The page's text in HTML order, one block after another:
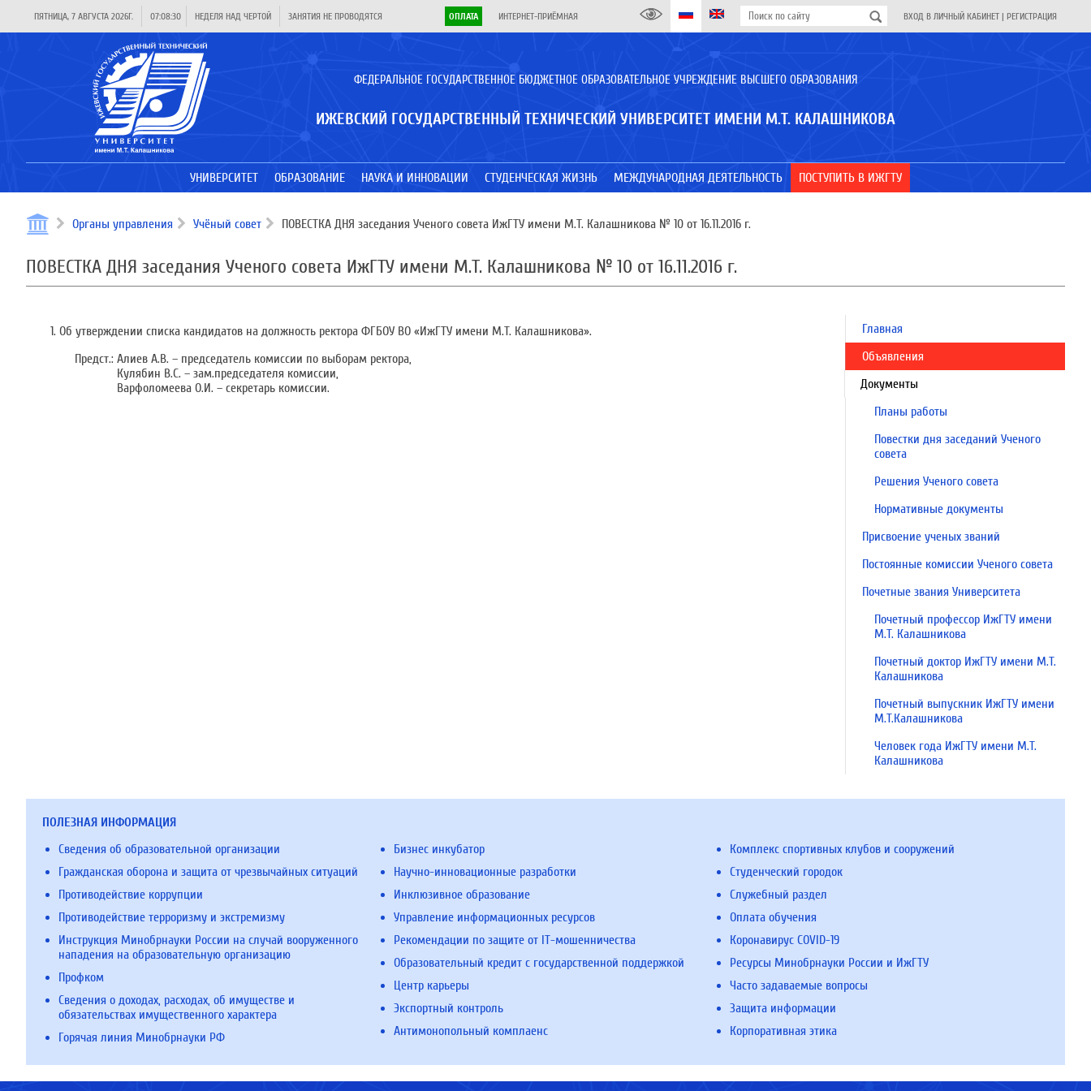
ПЯТНИЦА, 7 АВГУСТА 2026Г. 07:08:30 НЕДЕЛЯ НАД ЧЕРТОЙ ЗАНЯТИЯ НЕ ПРОВОДЯТСЯ ОПЛАТА ИНТЕРНЕТ-ПРИЁМНАЯ ВХОД В ЛИЧНЫЙ КАБИНЕТ | РЕГИСТРАЦИЯ
ФЕДЕРАЛЬНОЕ ГОСУДАРСТВЕННОЕ БЮДЖЕТНОЕ ОБРАЗОВАТЕЛЬНОЕ УЧРЕЖДЕНИЕ ВЫСШЕГО ОБРАЗОВАНИЯ
ИЖЕВСКИЙ ГОСУДАРСТВЕННЫЙ ТЕХНИЧЕСКИЙ УНИВЕРСИТЕТ ИМЕНИ М.Т. КАЛАШНИКОВА
УНИВЕРСИТЕТ ОБРАЗОВАНИЕ НАУКА И ИННОВАЦИИ СТУДЕНЧЕСКАЯ ЖИЗНЬ МЕЖДУНАРОДНАЯ ДЕЯТЕЛЬНОСТЬ ПОСТУПИТЬ В ИЖГТУ
Органы управления Учёный совет ПОВЕСТКА ДНЯ заседания Ученого совета ИжГТУ имени М.Т. Калашникова № 10 от 16.11.2016 г.
ПОВЕСТКА ДНЯ заседания Ученого совета ИжГТУ имени М.Т. Калашникова № 10 от 16.11.2016 г.
1. Об утверждении списка кандидатов на должность ректора ФГБОУ ВО «ИжГТУ имени М.Т. Калашникова».
Предст.: Алиев А.В. – председатель комиссии по выборам ректора,
Кулябин В.С. – зам.председателя комиссии,
Варфоломеева О.И. – секретарь комиссии.
Главная
Объявления
Документы
Планы работы
Повестки дня заседаний Ученого
совета
Решения Ученого совета
Нормативные документы
Присвоение ученых званий
Постоянные комиссии Ученого совета
Почетные звания Университета
Почетный профессор ИжГТУ имени
М.Т. Калашникова
Почетный доктор ИжГТУ имени М.Т.
Калашникова
Почетный выпускник ИжГТУ имени
М.Т.Калашникова
Человек года ИжГТУ имени М.Т.
Калашникова
ПОЛЕЗНАЯ ИНФОРМАЦИЯ
Сведения об образовательной организации
Гражданская оборона и защита от чрезвычайных ситуаций
Противодействие коррупции
Противодействие терроризму и экстремизму
Инструкция Минобрнауки России на случай вооруженного
нападения на образовательную организацию
Профком
Сведения о доходах, расходах, об имуществе и
обязательствах имущественного характера
Горячая линия Минобрнауки РФ
Бизнес инкубатор
Научно-инновационные разработки
Инклюзивное образование
Управление информационных ресурсов
Рекомендации по защите от IT-мошенничества
Образовательный кредит с государственной поддержкой
Центр карьеры
Экспортный контроль
Антимонопольный комплаенс
Комплекс спортивных клубов и сооружений
Студенческий городок
Служебный раздел
Оплата обучения
Коронавирус COVID-19
Ресурсы Минобрнауки России и ИжГТУ
Часто задаваемые вопросы
Защита информации
Корпоративная этика